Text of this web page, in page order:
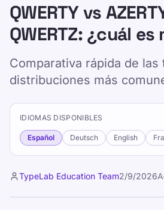
QWERTY vs
QWERTZ: ¿cuál es
Comparativa rápida de las
distribuciones más
IDIOMAS DISPONIBLES
Español Deutsch English
TypeLab Education Team2/9/2026